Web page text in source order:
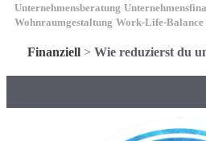
Unternehmensberatung
Wohnraumgestaltung Work-Life-Balance
Finanziell> Wie reduzierst du